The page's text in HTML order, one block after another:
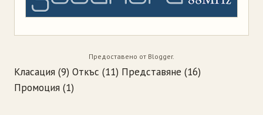
Предоставено от Blogger.
Класация (9) Откъс (11) Представяне (16)
Промоция (1)